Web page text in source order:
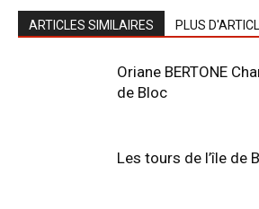
ARTICLES SIMILAIRES PLUS
Oriane BERTONE
de Bloc
Les tours de l’île de